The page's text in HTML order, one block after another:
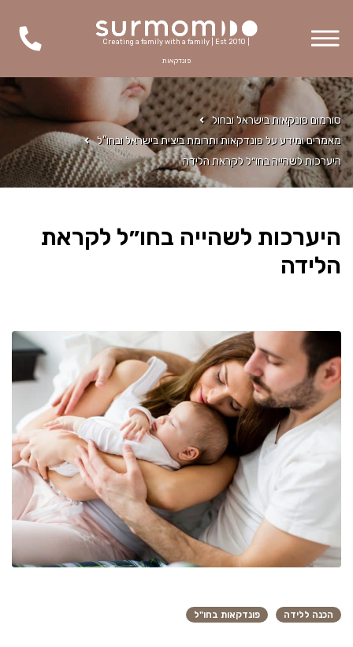
Creating a family with a family | Est 2010 |
פונדקאות
סורמום פונקאות בישראל ובחול
מאמרים ומידע על פונדקאות ותרומת ביצית בישראל ובחו"ל
היערכות לשהייה בחו״ל לקראת הלידה
היערכות לשהייה בחו״ל לקראת
הלידה
הכנה ללידה פונדקאות בחו"ל